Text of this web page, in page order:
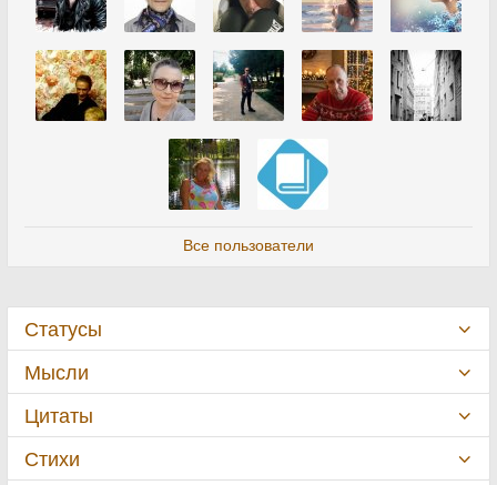
Все пользователи
Статусы
Мысли
Цитаты
Стихи